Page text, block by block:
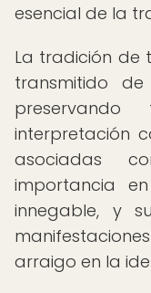
esencial de la
La tradición de
transmitido
interpretación
asociadas
importancia
innegable, y
arraigo en la